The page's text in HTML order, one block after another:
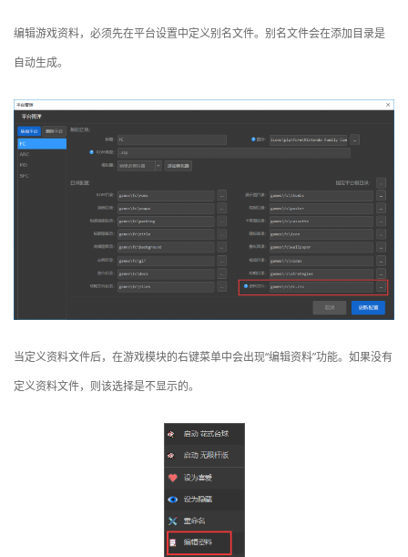
编辑游戏资料，必须先在平台设置中定义别名文件。别名文件会在添加目录是
自动生成。
当定义资料文件后，在游戏模块的右键菜单中会出现“编辑资料”功能。如果没有
定义资料文件，则该选择是不显示的。